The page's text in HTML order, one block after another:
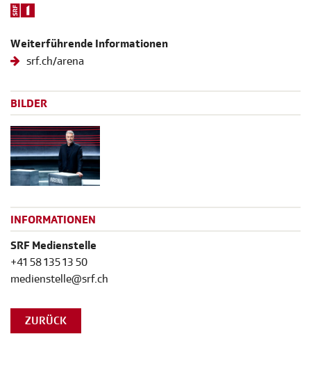
Weiterführende Informationen
srf.ch/arena
BILDER
INFORMATIONEN
SRF Medienstelle
+41 58 135 13 50
medienstelle@srf.ch
ZURÜCK